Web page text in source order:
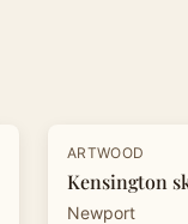
-20%
ARTWOOD
Kensington
Newport